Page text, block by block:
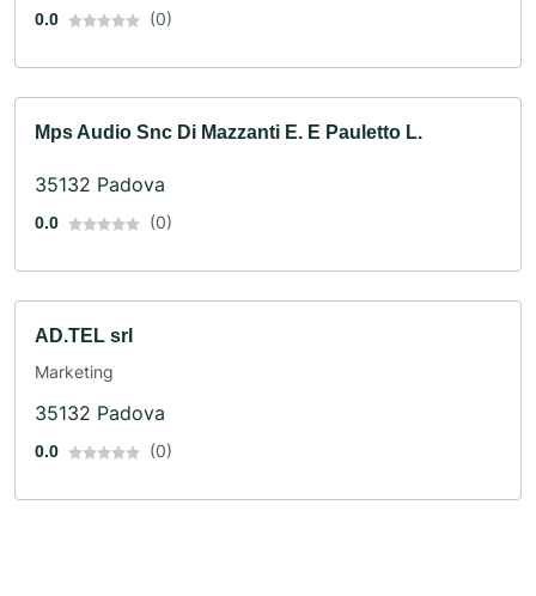
0.0 (0)
Mps Audio Snc Di Mazzanti E. E Pauletto L.
35132 Padova
0.0 (0)
AD.TEL srl
Marketing
35132 Padova
0.0 (0)